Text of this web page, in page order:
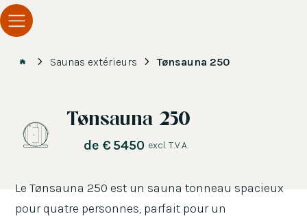
Saunas extérieurs Tønsauna 250
Tønsauna 250
de € 5450 excl. T.V.A.
Le Tønsauna 250 est un sauna tonneau spacieux
pour quatre personnes, parfait pour un